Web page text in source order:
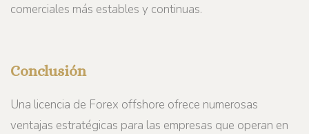
comerciales más estables y continuas.
Conclusión
Una licencia de Forex offshore ofrece numerosas
ventajas estratégicas para las empresas que operan en